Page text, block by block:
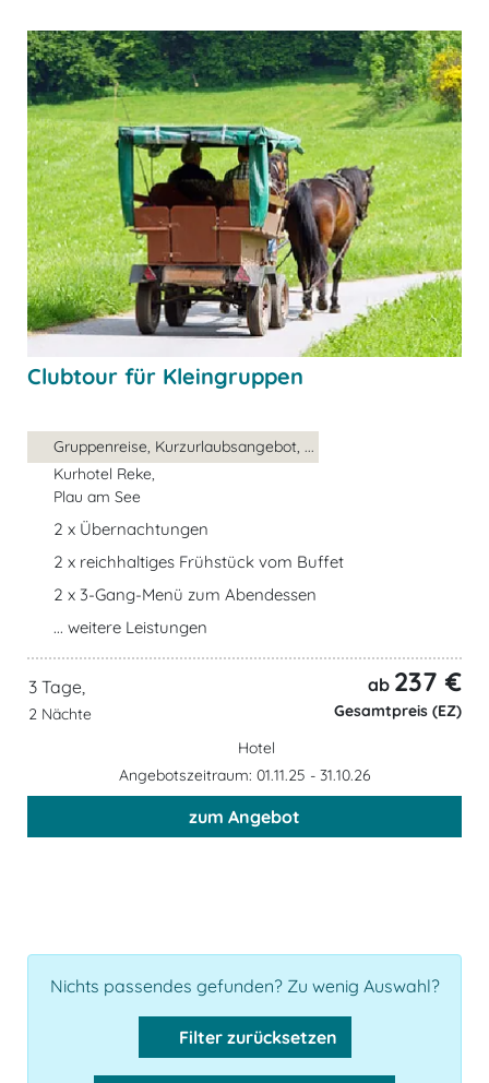
Clubtour für Kleingruppen
Gruppenreise, Kurzurlaubsangebot, ...
Kurhotel Reke,
Plau am See
2 x Übernachtungen
2 x reichhaltiges Frühstück vom Buffet
2 x 3-Gang-Menü zum Abendessen
... weitere Leistungen
3 Tage,
2 Nächte
ab 237 €
Gesamtpreis (EZ)
Hotel
Angebotszeitraum: 01.11.25 - 31.10.26
zum Angebot
Nichts passendes gefunden? Zu wenig Auswahl?
Filter zurücksetzen